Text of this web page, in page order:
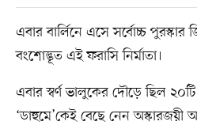
এবার বার্লিনে এসে সর্বোচ্চ
বংশোদ্ভূত এই ফরাসি নির্মাতা।
এবার স্বর্ণ ভালুকের দৌড়ে ছিল
‘ডাহুমে’কেই বেছে নেন অস্কারজয়ী